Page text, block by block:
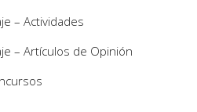
– Actividades
– Artículos de Opinión